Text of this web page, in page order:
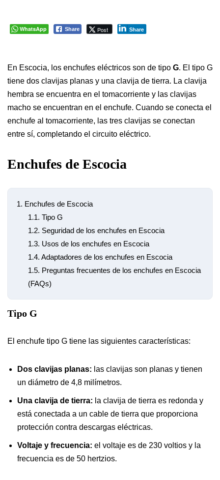
WhatsApp Share Post Share
En Escocia, los enchufes eléctricos son de tipo G. El tipo G
tiene dos clavijas planas y una clavija de tierra. La clavija
hembra se encuentra en el tomacorriente y las clavijas
macho se encuentran en el enchufe. Cuando se conecta el
enchufe al tomacorriente, las tres clavijas se conectan
entre sí, completando el circuito eléctrico.
Enchufes de Escocia
1. Enchufes de Escocia
1.1. Tipo G
1.2. Seguridad de los enchufes en Escocia
1.3. Usos de los enchufes en Escocia
1.4. Adaptadores de los enchufes en Escocia
1.5. Preguntas frecuentes de los enchufes en Escocia
(FAQs)
Tipo G
El enchufe tipo G tiene las siguientes características:
Dos clavijas planas: las clavijas son planas y tienen
un diámetro de 4,8 milímetros.
Una clavija de tierra: la clavija de tierra es redonda y
está conectada a un cable de tierra que proporciona
protección contra descargas eléctricas.
Voltaje y frecuencia: el voltaje es de 230 voltios y la
frecuencia es de 50 hertzios.